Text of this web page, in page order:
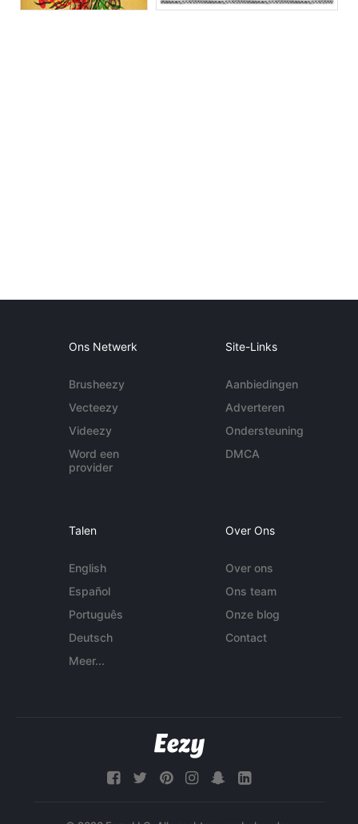
Ons Netwerk
Brusheezy
Vecteezy
Videezy
Word een
provider
Site-Links
Aanbiedingen
Adverteren
Ondersteuning
DMCA
Talen
English
Español
Português
Deutsch
Meer...
Over Ons
Over ons
Ons team
Onze blog
Contact